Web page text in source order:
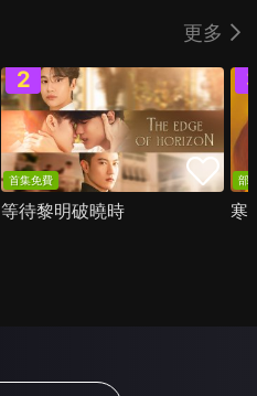
更多
首集免費
等待黎明破曉時
部
寒